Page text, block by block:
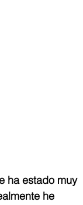
ha estado muy
he